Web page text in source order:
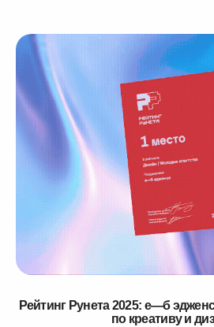
Рейтинг Рунета 2025: е—б
по креативу и